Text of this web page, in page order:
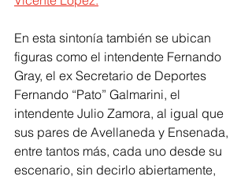
En esta sintonía también se ubican
figuras como el intendente Fernando
Gray, el ex Secretario de Deportes
Fernando “Pato” Galmarini, el
intendente Julio Zamora, al igual que
sus pares de Avellaneda y Ensenada,
entre tantos más, cada uno desde su
escenario, sin decirlo abiertamente,